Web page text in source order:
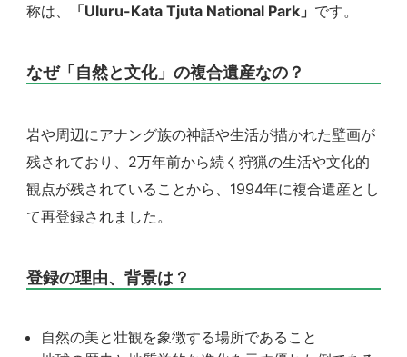
称は、
「Uluru-Kata Tjuta National Park」 です。
なぜ「自然と文化」の複合遺産なの？
岩や周辺にアナング族の神話や生活が描かれた壁画が
残されており、2万年前から続く狩猟の生活や文化的
観点が残されていることから、1994年に複合遺産とし
て再登録されました。
登録の理由、背景は？
自然の美と壮観を象徴する場所であること